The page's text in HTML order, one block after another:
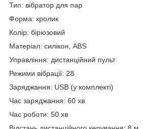
Тип: вібратор для пар
Форма: кролик
Колір: бірюзовий
Матеріал: силікон, ABS
Управління: дистанційний пульт
Режими вібрації: 28
Заряджання: USB (у комплекті)
Час заряджання: 60 хв
Час роботи: 50 хв